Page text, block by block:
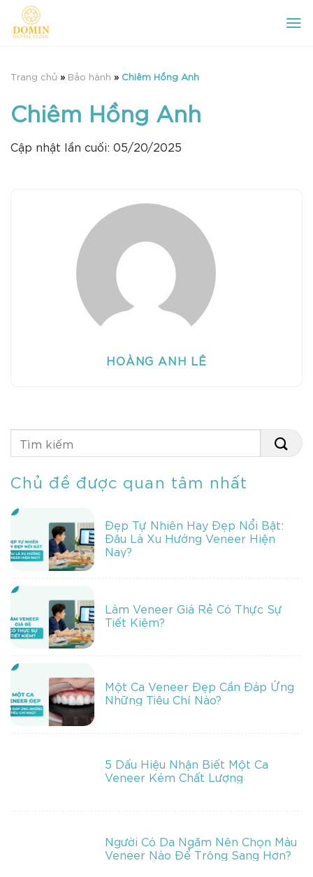
Chuyển
đến
Trang chủ » Bảo hành » Chiêm Hồng Anh
Chiêm Hồng Anh
Cập nhật lần cuối: 05/20/2025
HOÀNG ANH LÊ
Chủ đề được quan tâm nhất
Đẹp Tự Nhiên Hay Đẹp Nổi Bật:
Đâu Là Xu Hướng Veneer Hiện
Nay?
Làm Veneer Giá Rẻ Có Thực Sự
Tiết Kiệm?
Một Ca Veneer Đẹp Cần Đáp Ứng
Những Tiêu Chí Nào?
5 Dấu Hiệu Nhận Biết Một Ca
Veneer Kém Chất Lượng
Người Có Da Ngăm Nên Chọn Màu
Veneer Nào Để Trông Sang Hơn?